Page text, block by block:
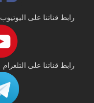
رابط قناتنا على اليوتيوب
رابط قناتنا على التلغرام